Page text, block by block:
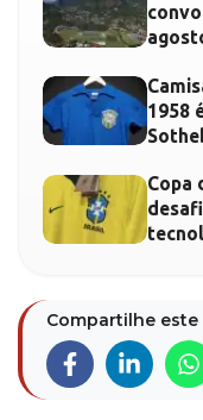
1958
Copa
Compartilhe